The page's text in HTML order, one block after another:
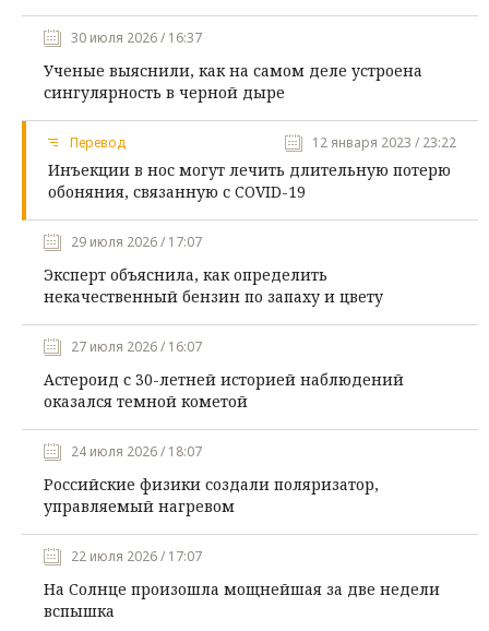
30 июля 2026 / 16:37
Ученые выяснили, как на самом деле устроена
сингулярность в черной дыре
Перевод 12 января 2023 / 23:22
Инъекции в нос могут лечить длительную потерю
обоняния, связанную с COVID-19
29 июля 2026 / 17:07
Эксперт объяснила, как определить
некачественный бензин по запаху и цвету
27 июля 2026 / 16:07
Астероид с 30-летней историей наблюдений
оказался темной кометой
24 июля 2026 / 18:07
Российские физики создали поляризатор,
управляемый нагревом
22 июля 2026 / 17:07
На Солнце произошла мощнейшая за две недели
вспышка